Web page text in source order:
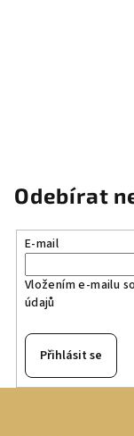
Odebírat
E-mail
Vložením e-mailu
údajů
Přihlásit se